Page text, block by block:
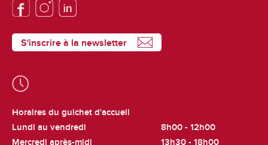
S'inscrire à la newsletter
Horaires du guichet d'accueil
Lundi au vendredi
8h00 - 12h00
Mercredi après-midi
13h30 - 18h00